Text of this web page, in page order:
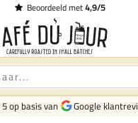
Beoordeeld met4,9/5
5op basis van Google